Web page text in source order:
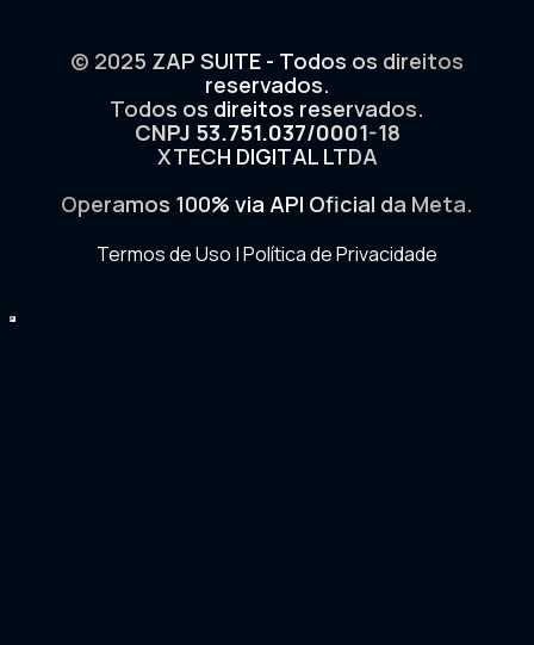
© 2025 ZAP SUITE - Todos os direitos
reservados.
Todos os direitos reservados.
CNPJ 53.751.037/0001-18
XTECH DIGITAL LTDA
Operamos 100% via API Oficial da Meta.
Termos de Uso |Política de Privacidade